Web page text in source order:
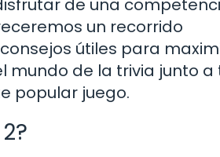
de una
un recorrido
útiles para
mundo de la trivia junto a
popular juego.